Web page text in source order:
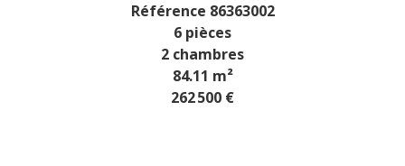
Référence 86363002
6 pièces
2 chambres
84.11 m²
262 500 €